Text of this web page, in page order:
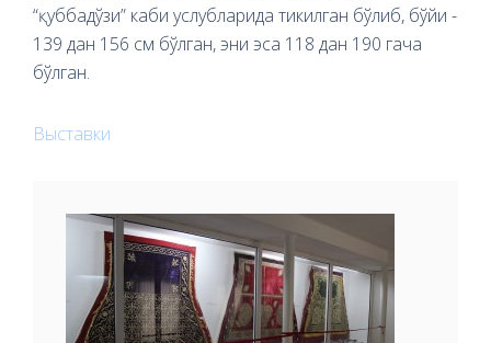
“қуббадўзи” каби услубларида тикилган бўлиб, бўйи -
139 дан 156 см бўлган, эни эса 118 дан 190 гача
бўлган.
Выставки